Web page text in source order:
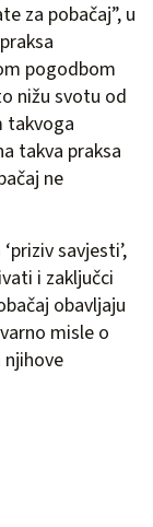
za pobačaj”, u
pogodbom
nižu svotu od
takvoga
takva praksa
ne
savjesti’,
i zaključci
obavljaju
misle o